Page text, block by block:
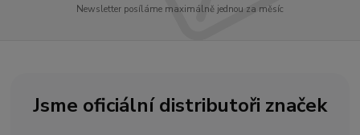
Newsletter posíláme maximálně jednou za měsíc
Jsme oficiální distributoři značek